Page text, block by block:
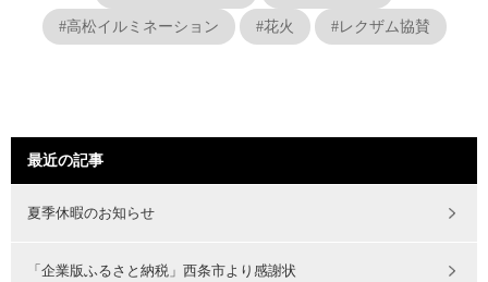
#高松イルミネーション #花火 #レクザム協賛
最近の記事
夏季休暇のお知らせ
「企業版ふるさと納税」西条市より感謝状